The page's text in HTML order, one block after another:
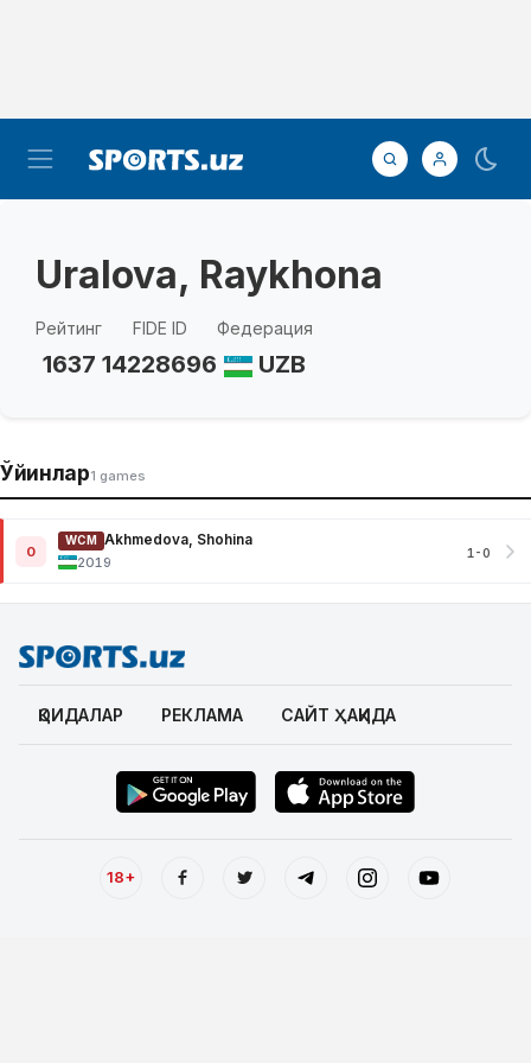
Uralova, Raykhona
Рейтинг
1637
FIDE ID
14228696
Федерация
UZB
Ўйинлар1 games
0
WCM
Akhmedova, Shohina
2019
1-0
ҚОИДАЛАР РЕКЛАМА САЙТ ҲАҚИДА
18+